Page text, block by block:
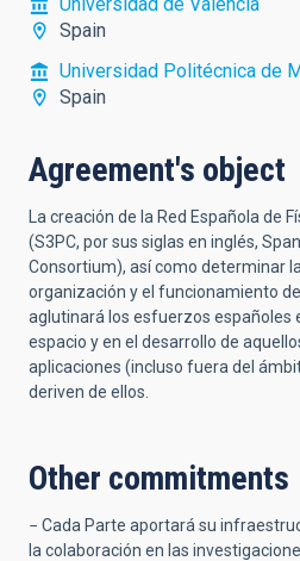
Spain
Universidad Politécnica de
Spain
Agreement's object
La creación de la Red Española de
(S3PC, por sus siglas en inglés,
Consortium), así como determinar
organización y el funcionamiento
aglutinará los esfuerzos españoles
espacio y en el desarrollo de
aplicaciones (incluso fuera del
deriven de ellos.
Other commitments
− Cada Parte aportará su
la colaboración en las